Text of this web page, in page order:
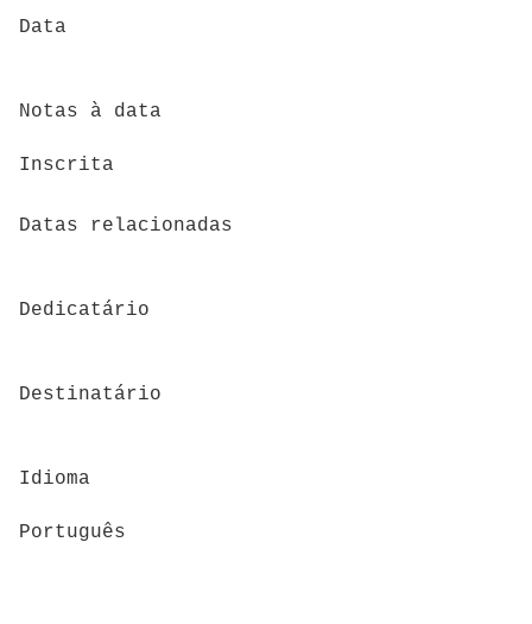
Data
Notas à data
Inscrita
Datas relacionadas
Dedicatário
Destinatário
Idioma
Português